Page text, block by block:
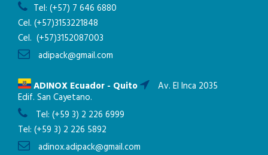
Tel: (+57) 7 646 6880
Cel. (+57)3153221848
Cel. (+57)3152087003
adipack@gmail.com
ADINOX Ecuador - Quito Av. El Inca 2035
Edif. San Cayetano.
Tel: (+59 3) 2 226 6999
Tel: (+59 3) 2 226 5892
adinox.adipack@gmail.com